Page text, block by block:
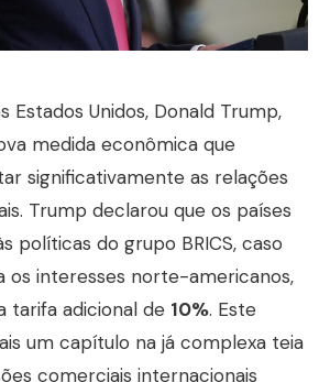
Estados Unidos, Donald Trump,
medida econômica que
significativamente as relações
Trump declarou que os países
políticas do grupo BRICS, caso
os interesses norte-americanos,
tarifa adicional de 10%. Este
um capítulo na já complexa teia
comerciais internacionais